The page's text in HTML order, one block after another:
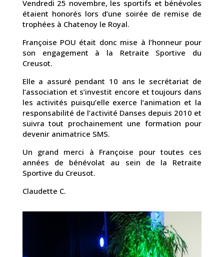
Vendredi 25 novembre, les sportifs et bénévoles
étaient honorés lors d’une soirée de remise de
trophées à Chatenoy le Royal.
Françoise POU était donc mise à l’honneur pour
son engagement à la Retraite Sportive du
Creusot.
Elle a assuré pendant 10 ans le secrétariat de
l’association et s’investit encore et toujours dans
les activités puisqu’elle exerce l’animation et la
responsabilité de l’activité Danses depuis 2010 et
suivra tout prochainement une formation pour
devenir animatrice SMS.
Un grand merci à Françoise pour toutes ces
années de bénévolat au sein de la Retraite
Sportive du Creusot.
Claudette C.